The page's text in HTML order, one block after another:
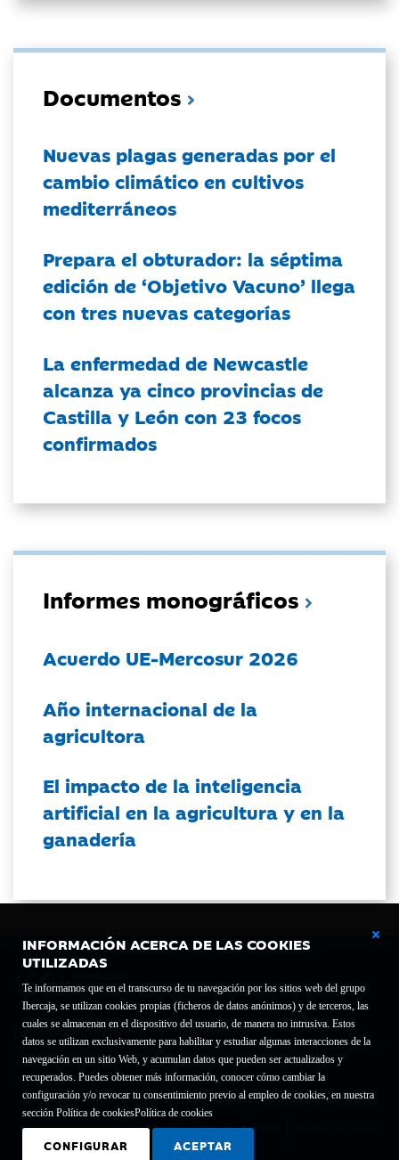
INFORMACIÓN ACERCA DE LAS COOKIES
UTILIZADAS
Te informamos que en el transcurso de tu navegación por los sitios web del grupo
Ibercaja, se utilizan cookies propias (ficheros de datos anónimos) y de terceros, las
cuales se almacenan en el dispositivo del usuario, de manera no intrusiva. Estos
datos se utilizan exclusivamente para habilitar y estudiar algunas interacciones de la
navegación en un sitio Web, y acumulan datos que pueden ser actualizados y
recuperados. Puedes obtener más información, conocer cómo cambiar la
configuración y/o revocar tu consentimiento previo al empleo de cookies, en nuestra
sección Política de cookiesPolítica de cookies
CONFIGURAR ACEPTAR
Documentos
Nuevas plagas generadas por el
cambio climático en cultivos
mediterráneos
Prepara el obturador: la séptima
edición de ‘Objetivo Vacuno’ llega
con tres nuevas categorías
La enfermedad de Newcastle
alcanza ya cinco provincias de
Castilla y León con 23 focos
confirmados
Informes monográficos
Acuerdo UE-Mercosur 2026
Año internacional de la
agricultora
El impacto de la inteligencia
artificial en la agricultura y en la
ganadería
Fundación Bancaria Ibercaja C.I.F. G-50000652.
Inscrita en el Registro de Fundaciones del Mº de Educación, Cultura y Deporte con el nº
1689.
Domicilio social: Joaquín Costa, 13. 50001 Zaragoza.
Contacto
Declaración de accesibilidad
Aviso legal Política de privacidad